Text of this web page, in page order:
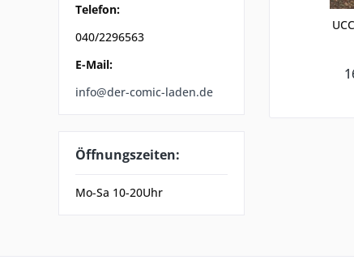
Telefon:
040/2296563
E-Mail:
info@der-comic-laden.de
Öffnungszeiten:
Mo-Sa 10-20Uhr